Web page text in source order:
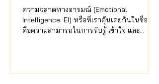
ความฉลาดทางอารมณ์ (Emotional
Intelligence: EI) หรือที่เราคุ้นเคยกันในชื่อ EQ
คือความสามารถในการรับรู้ เข้าใจ และ